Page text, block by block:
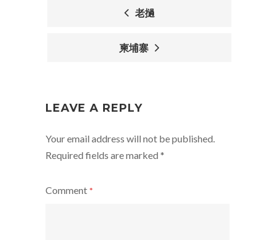
老撾
柬埔寨
LEAVE A REPLY
Your email address will not be published.
Required fields are marked *
Comment *